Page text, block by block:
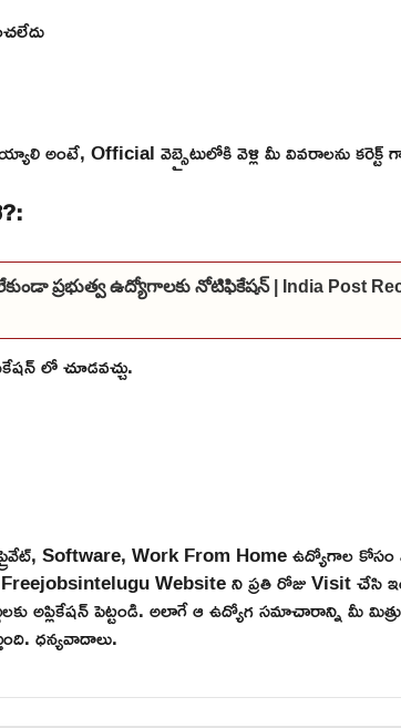
అంటే, Official వెబ్సైటులోకి వెళ్లి మీ వివరాలను
ప్రభుత్వ ఉద్యోగాలకు నోటిఫికేషన్ | India Post
లో చూడవచ్చు.
Software, Work From Home ఉద్యోగాల కోసం
Website ని ప్రతి రోజు Visit చేసి
అప్లికేషన్ పెట్టండి. అలాగే ఆ ఉద్యోగ సమాచారాన్ని మీ
ధన్యవాదాలు.